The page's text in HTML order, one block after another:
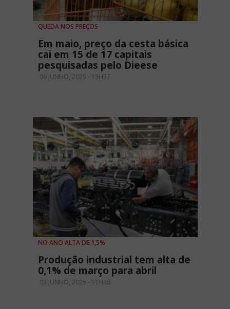
QUEDA NOS PREÇOS
Em maio, preço da cesta básica
cai em 15 de 17 capitais
pesquisadas pelo Dieese
09 JUNHO, 2025 - 13H37
NO ANO ALTA DE 1,5%
Produção industrial tem alta de
0,1% de março para abril
03 JUNHO, 2025 - 11H46